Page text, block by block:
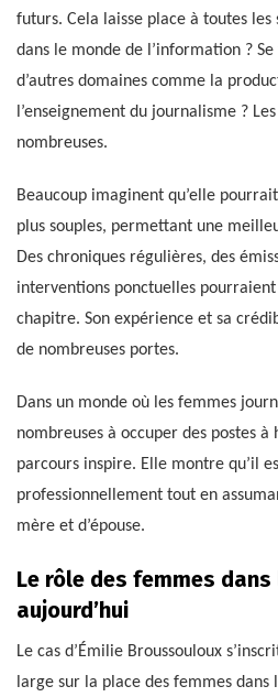
futurs. Cela laisse place à toutes
dans le monde de l’information ?
d’autres domaines comme la
l’enseignement du journalisme ?
nombreuses.
Beaucoup imaginent qu’elle
plus souples, permettant une
Des chroniques régulières, des
interventions ponctuelles
chapitre. Son expérience et sa
de nombreuses portes.
Dans un monde où les femmes
nombreuses à occuper des postes
parcours inspire. Elle montre qu’il
professionnellement tout en
mère et d’épouse.
Le rôle des femmes
aujourd’hui
Le cas d’Émilie Broussouloux
large sur la place des femmes dans